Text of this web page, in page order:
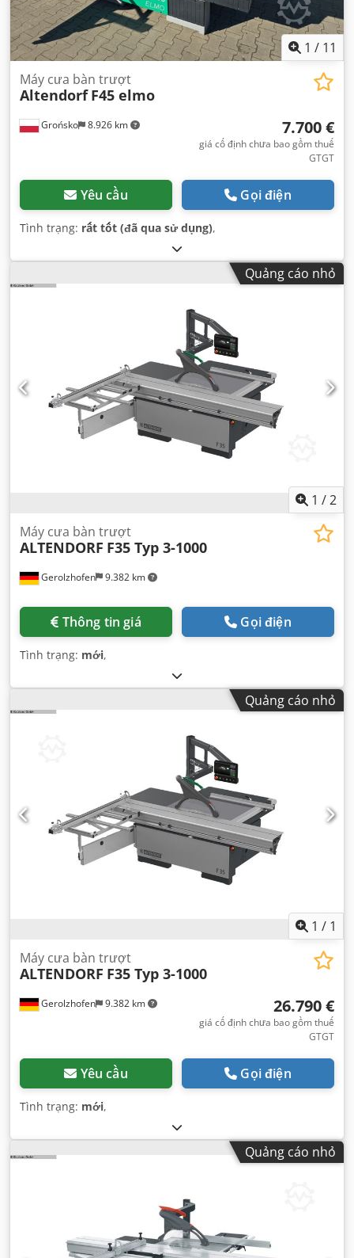
1 / 11
Grońsko 8.926 km
Máy cưa bàn trượt
Altendorf F45 elmo
7.700 €
giá cố định chưa bao gồm thuế
GTGT
Yêu cầu Gọi điện
Tình trạng: rất tốt (đã qua sử dụng),
Quảng cáo nhỏ
1 /2
Gerolzhofen 9.382 km
Máy cưa bàn trượt
ALTENDORF F35 Typ 3-1000
Thông tin giá Gọi điện
Tình trạng: mới,
Quảng cáo nhỏ
1 / 1
Gerolzhofen 9.382 km
Máy cưa bàn trượt
ALTENDORF F35 Typ 3-1000
26.790 €
giá cố định chưa bao gồm thuế
GTGT
Yêu cầu Gọi điện
Tình trạng: mới,
Quảng cáo nhỏ